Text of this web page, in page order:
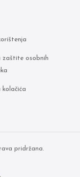
zaštite osobnih
kolačića
pridržana.